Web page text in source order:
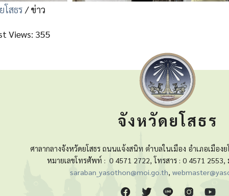
สธร / ข่าว
Views: 355
จังหวัดยโสธร
ศาลากลางจังหวัดยโสธร ถนนแจ้งสนิท ตำบลในเมือง อำเภอเมืองย
หมายเลขโทรศัพท์ : 0 4571 2722, โทรสาร : 0 4571 2553,
saraban_yasothon@moi.go.th,